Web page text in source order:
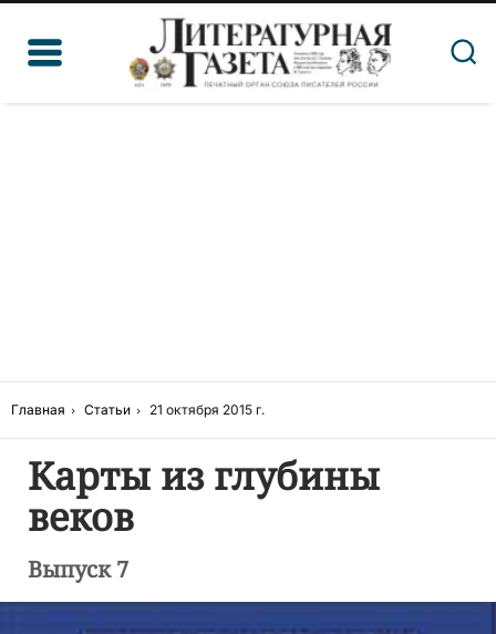
Главная Статьи 21 октября 2015 г.
Карты из глубины
веков
Выпуск 7